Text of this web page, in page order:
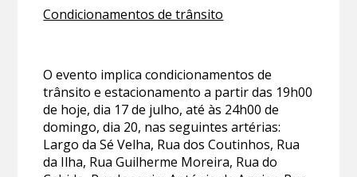
Condicionamentos de trânsito
O evento implica condicionamentos de
trânsito e estacionamento a partir das 19h00
de hoje, dia 17 de julho, até às 24h00 de
domingo, dia 20, nas seguintes artérias:
Largo da Sé Velha, Rua dos Coutinhos, Rua
da Ilha, Rua Guilherme Moreira, Rua do